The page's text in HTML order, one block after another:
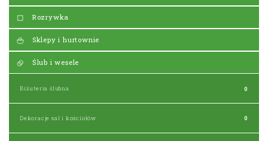
Rozrywka
Sklepy i hurtownie
Ślub i wesele
Biżuteria ślubna 0
Dekoracje sal i kościołów 0